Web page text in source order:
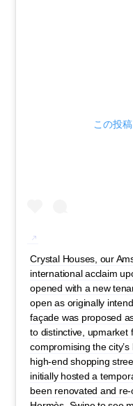
この投
Crystal Houses, our
international acclaim
opened with a new
open as originally
façade was proposed
to distinctive, upmarket
compromising the
high-end shopping
initially hosted a
been renovated and